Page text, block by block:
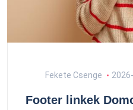
Fekete Csenge
Footer linkek